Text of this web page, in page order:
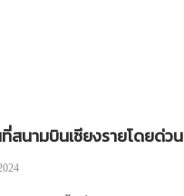
สนามบินเชียงรายโดยด่วน